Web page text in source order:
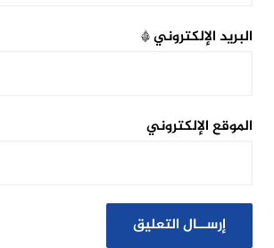
البريد الإلكتروني*
الموقع الإلكتروني